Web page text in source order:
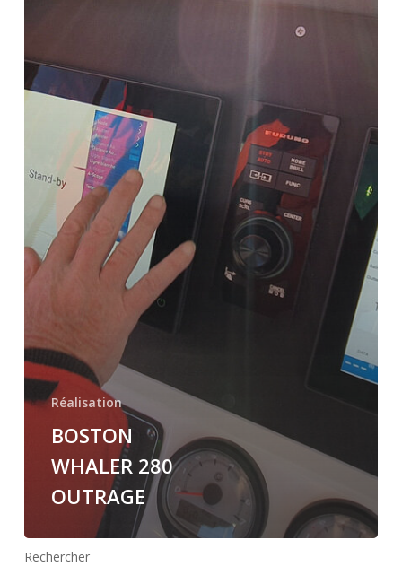
Réalisation
BOSTON
WHALER 280
OUTRAGE
Rechercher